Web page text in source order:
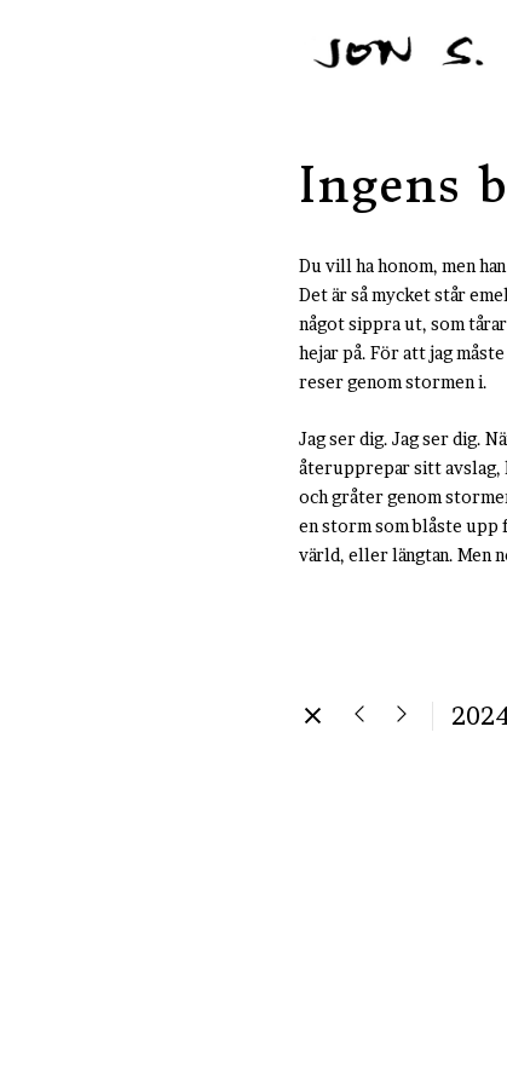
Ingens
Du vill ha honom, men
Det är så mycket står
något sippra ut, som
hejar på. För att jag
reser genom stormen i.
Jag ser dig. Jag ser dig.
återupprepar sitt avslag,
och gråter genom
en storm som blåste upp
värld, eller längtan. Men